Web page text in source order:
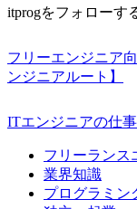
itprogをフォローす
フリーエンジニア
ンジニアルート】
ITエンジニアの仕
フリーランス
業界知識
プログラミン